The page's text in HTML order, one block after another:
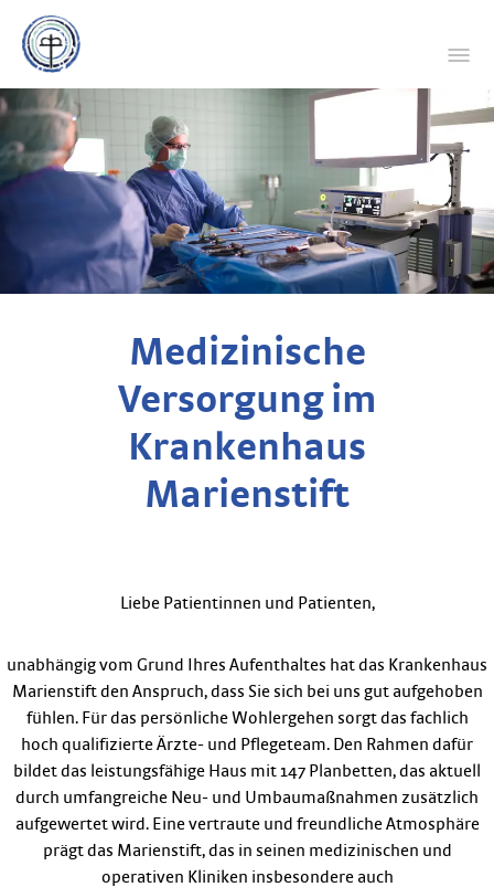
Medizinische
Versorgung im
Krankenhaus
Marienstift
Liebe Patientinnen und Patienten,
unabhängig vom Grund Ihres Aufenthaltes hat das Krankenhaus
Marienstift den Anspruch, dass Sie sich bei uns gut aufgehoben
fühlen. Für das persönliche Wohlergehen sorgt das fachlich
hoch qualifizierte Ärzte- und Pflegeteam. Den Rahmen dafür
bildet das leistungsfähige Haus mit 147 Planbetten, das aktuell
durch umfangreiche Neu- und Umbaumaßnahmen zusätzlich
aufgewertet wird. Eine vertraute und freundliche Atmosphäre
prägt das Marienstift, das in seinen medizinischen und
operativen Kliniken insbesondere auch